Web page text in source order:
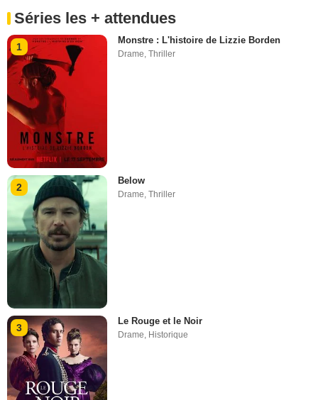
Séries les + attendues
1
Monstre : L'histoire de Lizzie Borden
Drame ,Thriller
2
Below
Drame,Thriller
3
Le Rouge et le Noir
Drame, Historique